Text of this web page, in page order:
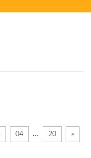
04 … 20 »